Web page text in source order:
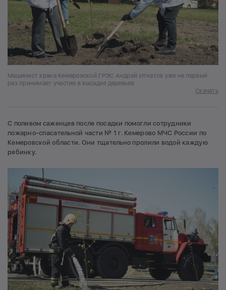
Машинист крана Кемеровской ГРЭС Андрей Игнатов уже не первый
раз принимает участие в высадке деревьев
Скачать
С поливом саженцев после посадки помогли сотрудники
пожарно-спасательной части № 1 г. Кемерово МЧС России по
Кемеровской области. Они тщательно пролили водой каждую
рябинку.